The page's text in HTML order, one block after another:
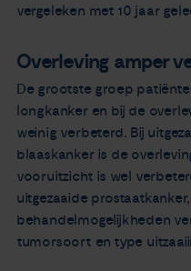
vergeleken met 10 jaar
Overleving amper
De grootste groep
longkanker en bij de
weinig verbeterd. Bij
blaaskanker is de
vooruitzicht is wel
uitgezaaide
behandelmogelijkheden
tumorsoort en type